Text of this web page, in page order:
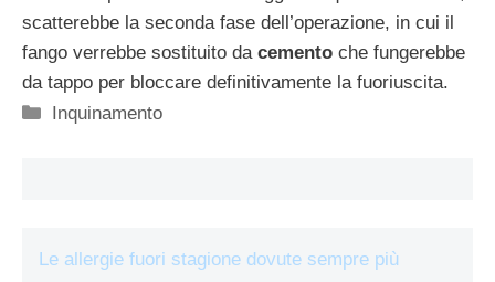
scatterebbe la seconda fase dell’operazione, in cui il
fango verrebbe sostituito da cemento che fungerebbe
da tappo per bloccare definitivamente la fuoriuscita.
Categorie
Inquinamento
Le allergie fuori stagione dovute sempre più